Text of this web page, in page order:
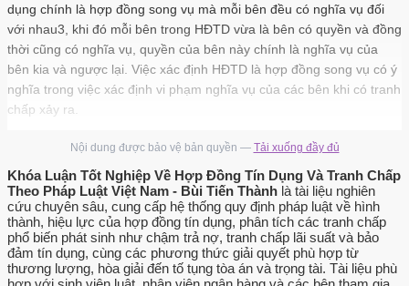
dụng chính là hợp đồng song vụ mà mỗi bên đều có nghĩa vụ đối
với nhau3, khi đó mỗi bên trong HĐTD vừa là bên có quyền và đồng
thời cũng có nghĩa vụ, quyền của bên này chính là nghĩa vụ của
bên kia và ngược lại. Việc xác định HĐTD là hợp đồng song vụ có ý
nghĩa trong việc xác định vi phạm nghĩa vụ của các bên khi có tranh
chấp xảy ra.
Theo đó khi các bên thỏa thuận thời hạn thực hiện nghĩa vụ thì các
hoãn thực hiện với lý do bên kia chưa thực hiện nghĩa vụ đối với
mình 4. Ví dụ ngân hàng chưa thực hiện nghĩa vụ giải ngân theo
HĐTD thì bên vay có quyền hoãn thực hiện nghĩa vụ trả gốc và lãi
mà không bị coi là vi phạm hợp đồng. Thứ hai, khoa học pháp lý
còn phân biệt thêm hợp đồng ưng thuận và hợp đồng thực tế theo
đó HĐTD là loại hợp đồng ưng thuận, nghĩa là quyền và nghĩa vụ
Nội dung được bảo vệ bản quyền — Tải xuống đầy đủ
Khóa Luận Tốt Nghiệp Về Hợp Đồng Tín Dụng Và Tranh Chấp
Theo Pháp Luật Việt Nam - Bùi Tiến Thành là tài liệu nghiên
cứu chuyên sâu, cung cấp hệ thống quy định pháp luật về hình
thành, hiệu lực của hợp đồng tín dụng, phân tích các tranh chấp
phổ biến phát sinh như chậm trả nợ, tranh chấp lãi suất và bảo
đảm tín dụng, cùng các phương thức giải quyết phù hợp từ
thương lượng, hòa giải đến tố tụng tòa án và trọng tài. Tài liệu phù